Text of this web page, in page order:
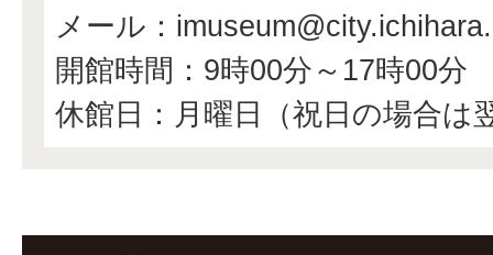
メール：
開館時間：9時00分～17時00分
休館日：月曜日（祝日の場合は